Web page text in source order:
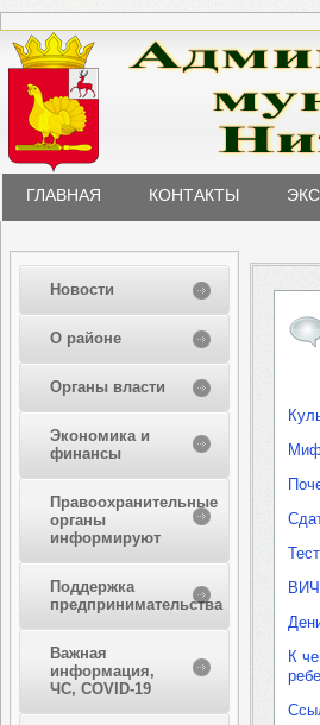
ГЛАВНАЯ КОНТАКТЫ
Новости
О районе
Органы власти
Экономика и
финансы
Правоохранительные
органы
информируют
Поддержка
предпринимательства
Важная
информация,
ЧС, COVID-19
К